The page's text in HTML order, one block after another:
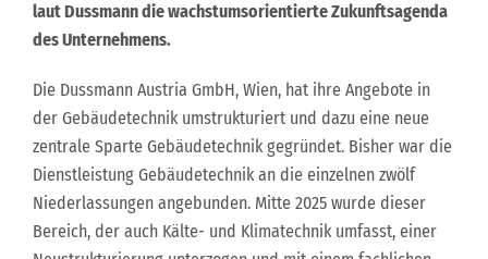
laut Dussmann die wachstumsorientierte Zukunftsagenda
des Unternehmens.
Die Dussmann Austria GmbH, Wien, hat ihre Angebote in
der Gebäudetechnik umstrukturiert und dazu eine neue
zentrale Sparte Gebäudetechnik gegründet. Bisher war die
Dienstleistung Gebäudetechnik an die einzelnen zwölf
Niederlassungen angebunden. Mitte 2025 wurde dieser
Bereich, der auch Kälte- und Klimatechnik umfasst, einer